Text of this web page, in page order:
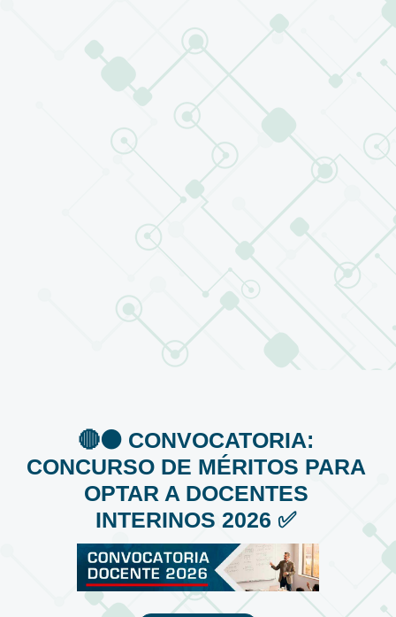
🔴⚫️ CONVOCATORIA:
CONCURSO DE MÉRITOS PARA
OPTAR A DOCENTES
INTERINOS 2026 ✅